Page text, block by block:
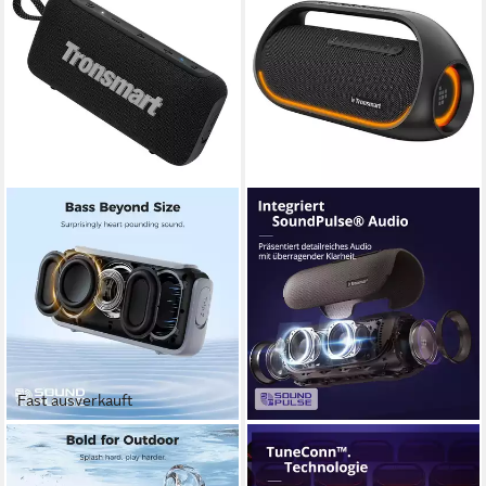
Fast ausverkauft
TRONSMART
Trip 2 tragbarer
TRONSMART
Bang 60W tragbarer